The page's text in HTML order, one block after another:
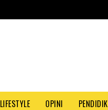
LIFESTYLE OPINI